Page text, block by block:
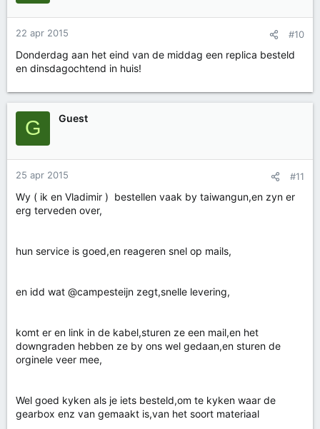
22 apr 2015 #10
Donderdag aan het eind van de middag een replica besteld
en dinsdagochtend in huis!
G Guest
25 apr 2015 #11
Wy ( ik en Vladimir ) bestellen vaak by taiwangun,en zyn er
erg terveden over,
hun service is goed,en reageren snel op mails,
en idd wat @campesteijn zegt,snelle levering,
komt er en link in de kabel,sturen ze een mail,en het
downgraden hebben ze by ons wel gedaan,en sturen de
orginele veer mee,
Wel goed kyken als je iets besteld,om te kyken waar de
gearbox enz van gemaakt is,van het soort materiaal